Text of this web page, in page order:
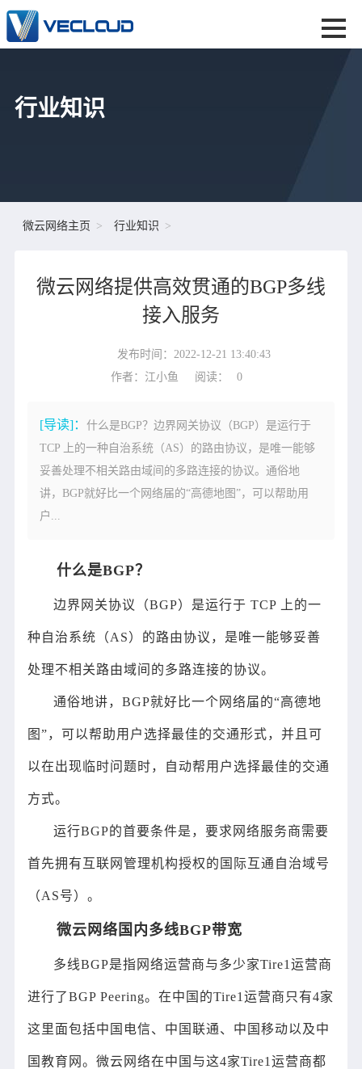
行业知识
微云网络主页 行业知识
微云网络提供高效贯通的BGP多线
接入服务
发布时间：2022-12-21 13:40:43
作者：江小鱼
阅读： 0
[导读]：
什么是BGP？边界网关协议（BGP）是运行于
TCP 上的一种自治系统（AS）的路由协议，是唯一能够
妥善处理不相关路由域间的多路连接的协议。通俗地
讲，BGP就好比一个网络届的“高德地图”，可以帮助用
户...
什么是BGP？
边界网关协议（BGP）是运行于 TCP 上的一
种自治系统（AS）的路由协议，是唯一能够妥善
处理不相关路由域间的多路连接的协议。
通俗地讲，BGP就好比一个网络届的“高德地
图”，可以帮助用户选择最佳的交通形式，并且可
以在出现临时问题时，自动帮用户选择最佳的交通
方式。
运行BGP的首要条件是，要求网络服务商需要
首先拥有互联网管理机构授权的国际互通自治域号
（AS号）。
微云网络国内多线BGP带宽
多线BGP是指网络运营商与多少家Tire1运营商
进行了BGP Peering。在中国的Tire1运营商只有4家
这里面包括中国电信、中国联通、中国移动以及中
国教育网。微云网络在中国与这4家Tire1运营商都